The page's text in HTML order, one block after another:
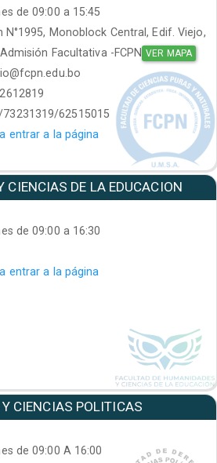
de 09:00 a 15:45
N°1995, Monoblock Central, Edif. Viejo,
Facultativa -FCPN VER MAPA
62515015
entrar a la página
CIENCIAS DE LA EDUCACION
de 09:00 a 16:30
entrar a la página
Y CIENCIAS POLITICAS
de 09:00 A 16:00